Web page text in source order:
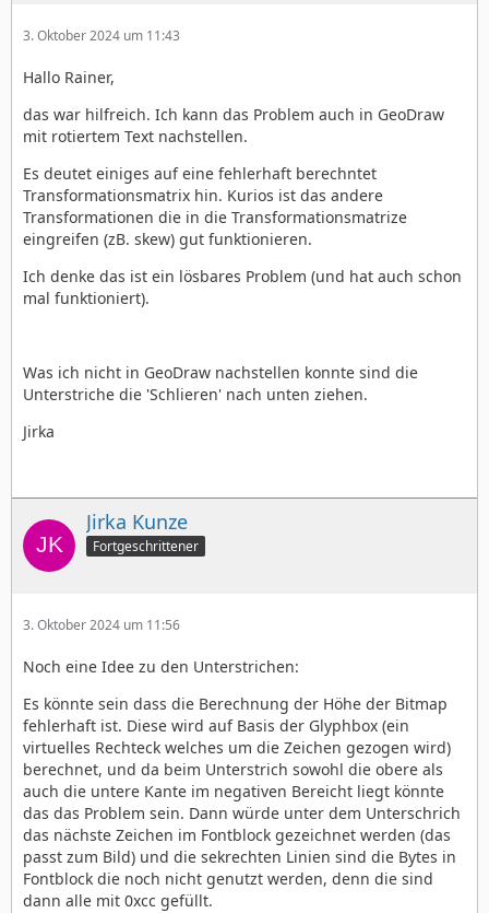
3. Oktober 2024 um 11:43
Hallo Rainer,
das war hilfreich. Ich kann das Problem auch in GeoDraw
mit rotiertem Text nachstellen.
Es deutet einiges auf eine fehlerhaft berechntet
Transformationsmatrix hin. Kurios ist das andere
Transformationen die in die Transformationsmatrize
eingreifen (zB. skew) gut funktionieren.
Ich denke das ist ein lösbares Problem (und hat auch schon
mal funktioniert).
Was ich nicht in GeoDraw nachstellen konnte sind die
Unterstriche die 'Schlieren' nach unten ziehen.
Jirka
Jirka Kunze
Fortgeschrittener
3. Oktober 2024 um 11:56
Noch eine Idee zu den Unterstrichen:
Es könnte sein dass die Berechnung der Höhe der Bitmap
fehlerhaft ist. Diese wird auf Basis der Glyphbox (ein
virtuelles Rechteck welches um die Zeichen gezogen wird)
berechnet, und da beim Unterstrich sowohl die obere als
auch die untere Kante im negativen Bereicht liegt könnte
das das Problem sein. Dann würde unter dem Unterschrich
das nächste Zeichen im Fontblock gezeichnet werden (das
passt zum Bild) und die sekrechten Linien sind die Bytes in
Fontblock die noch nicht genutzt werden, denn die sind
dann alle mit 0xcc gefüllt.